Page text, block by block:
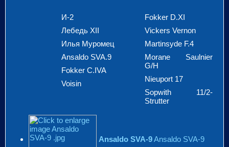
И-2
Лебедь XII
Илья Муромец
Ansaldo SVA.9
Fokker C.IVA
Voisin
Fokker D.XI
Vickers Vernon
Martinsyde F.4
Morane Saulnier
G/H
Nieuport 17
Sopwith 11/2-
Strutter
Ansaldo SVA-9Ansaldo SVA-9